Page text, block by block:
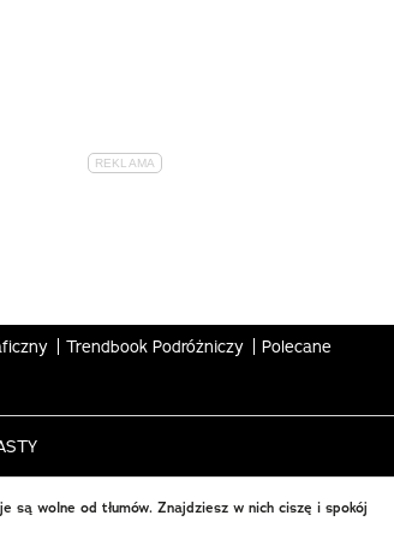
Trendbook Podróżniczy Polecane
są wolne od tłumów. Znajdziesz w nich ciszę i spokój